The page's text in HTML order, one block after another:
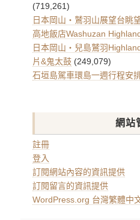
(719,261)
日本岡山・鷲羽山展望台眺
高地飯店Washuzan
日本岡山・兒島鷲羽
片&鬼太鼓 (249,079)
石垣島駕車環島一週行程安
網站
註冊
登入
訂閱網站內容的資訊提供
訂閱留言的資訊提供
WordPress.org 台灣繁體中